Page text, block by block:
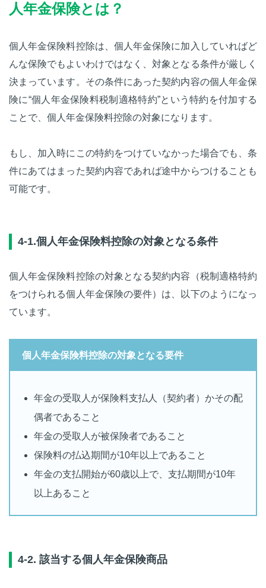
人年金保険とは？
個人年金保険料控除は、個人年金保険に加入していればど
んな保険でもよいわけではなく、対象となる条件が厳しく
決まっています。その条件にあった契約内容の個人年金保
険に“個人年金保険料税制適格特約”という特約を付加する
ことで、個人年金保険料控除の対象になります。
もし、加入時にこの特約をつけていなかった場合でも、条
件にあてはまった契約内容であれば途中からつけることも
可能です。
4-1.個人年金保険料控除の対象となる条件
個人年金保険料控除の対象となる契約内容（税制適格特約
をつけられる個人年金保険の要件）は、以下のようになっ
ています。
個人年金保険料控除の対象となる要件
年金の受取人が保険料支払人（契約者）かその配
偶者であること
年金の受取人が被保険者であること
保険料の払込期間が10年以上であること
年金の支払開始が60歳以上で、支払期間が10年
以上あること
4-2. 該当する個人年金保険商品